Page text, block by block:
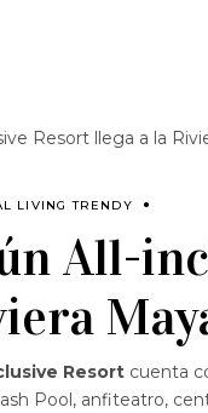
Resort llega a la
LIVING TRENDY
All-
Resort cuenta
Pool, anfiteatro,